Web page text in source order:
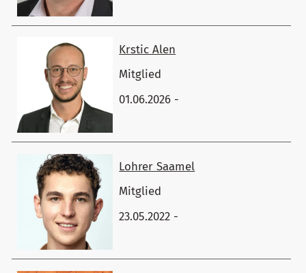
Krstic ​Alen
Mitglied
01.06.2026 -
Lohrer ​Saamel
Mitglied
23.05.2022 -